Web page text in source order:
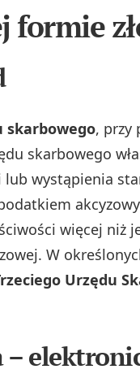
skarbowego, przy
skarbowego
wystąpienia
więcej niż
W
Urzędu
–